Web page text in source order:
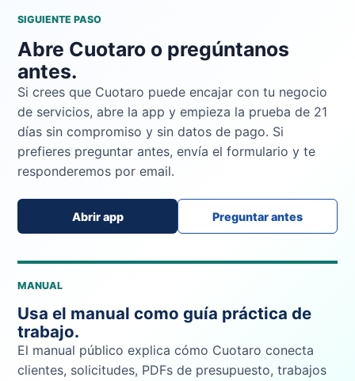
SIGUIENTE PASO
Abre Cuotaro o pregúntanos
antes.
Si crees que Cuotaro puede encajar con tu negocio
de servicios, abre la app y empieza la prueba de 21
días sin compromiso y sin datos de pago. Si
prefieres preguntar antes, envía el formulario y te
responderemos por email.
Abrir app Preguntar antes
MANUAL
Usa el manual como guía práctica de
trabajo.
El manual público explica cómo Cuotaro conecta
clientes, solicitudes, PDFs de presupuesto, trabajos